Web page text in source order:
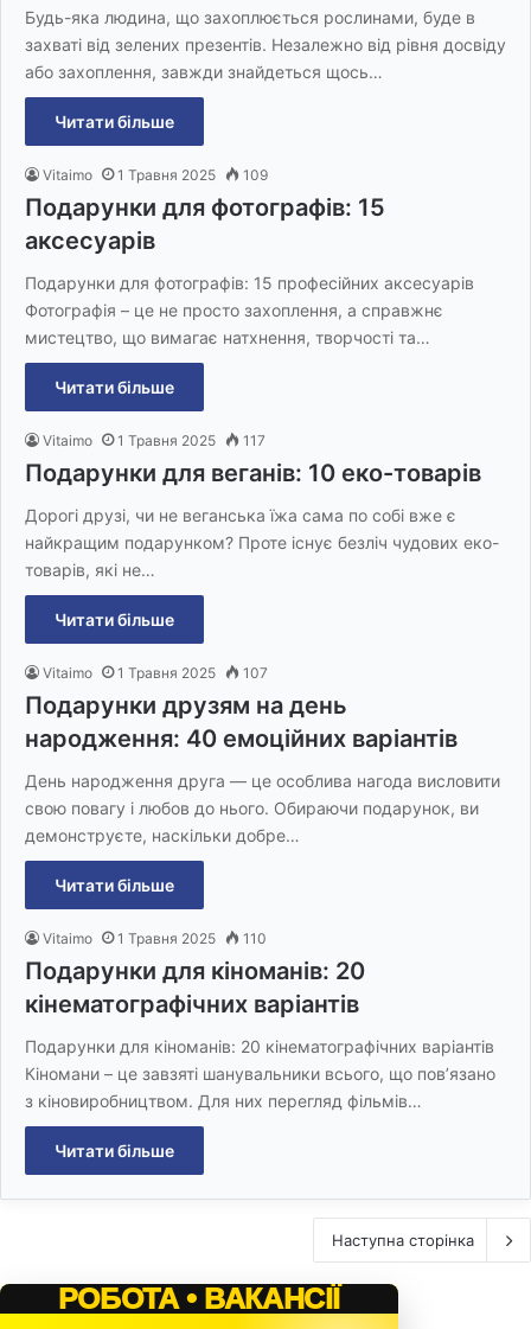
Будь-яка людина, що захоплюється рослинами, буде в
захваті від зелених презентів. Незалежно від рівня досвіду
або захоплення, завжди знайдеться щось…
Читати більше
Vitaimo 1 Травня 2025 109
Подарунки для фотографів: 15
аксесуарів
Подарунки для фотографів: 15 професійних аксесуарів
Фотографія – це не просто захоплення, а справжнє
мистецтво, що вимагає натхнення, творчості та…
Читати більше
Vitaimo 1 Травня 2025 117
Подарунки для веганів: 10 еко-товарів
Дорогі друзі, чи не веганська їжа сама по собі вже є
найкращим подарунком? Проте існує безліч чудових еко-
товарів, які не…
Читати більше
Vitaimo 1 Травня 2025 107
Подарунки друзям на день
народження: 40 емоційних варіантів
День народження друга — це особлива нагода висловити
свою повагу і любов до нього. Обираючи подарунок, ви
демонструєте, наскільки добре…
Читати більше
Vitaimo 1 Травня 2025 110
Подарунки для кіноманів: 20
кінематографічних варіантів
Подарунки для кіноманів: 20 кінематографічних варіантів
Кіномани – це завзяті шанувальники всього, що пов’язано
з кіновиробництвом. Для них перегляд фільмів…
Читати більше
Наступна сторінка
РОБОТА • ВАКАНСІЇ